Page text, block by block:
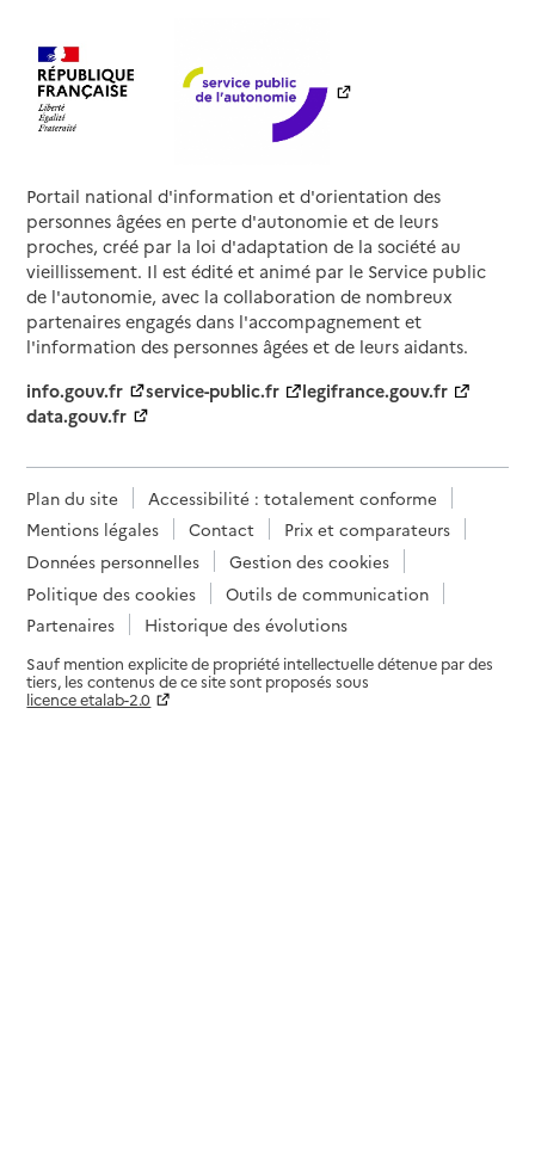
Portail national d'information et d'orientation des
personnes âgées en perte d'autonomie et de leurs
proches, créé par la loi d'adaptation de la société au
vieillissement. Il est édité et animé par le Service public
de l'autonomie, avec la collaboration de nombreux
partenaires engagés dans l'accompagnement et
l'information des personnes âgées et de leurs aidants.
info.gouv.fr
service-public.fr
legifrance.gouv.fr
data.gouv.fr
Plan du site
Accessibilité : totalement conforme
Mentions légales
Contact
Prix et comparateurs
Données personnelles
Gestion des cookies
Politique des cookies
Outils de communication
Partenaires
Historique des évolutions
Sauf mention explicite de propriété intellectuelle détenue par des
tiers, les contenus de ce site sont proposés sous
licence etalab-2.0